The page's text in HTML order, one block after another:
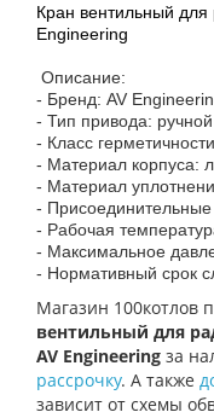
Кран вентильный для
Engineering
Описание:
- Бренд: AV
- Тип привода: ручной
- Класс
- Материал корпуса:
- Материал
-
- Рабочая
- Максимальное
- Нормативный срок
Магазин 100котлов
вентильный для
AV Engineering за
рассрочку. А также
зависит от схемы